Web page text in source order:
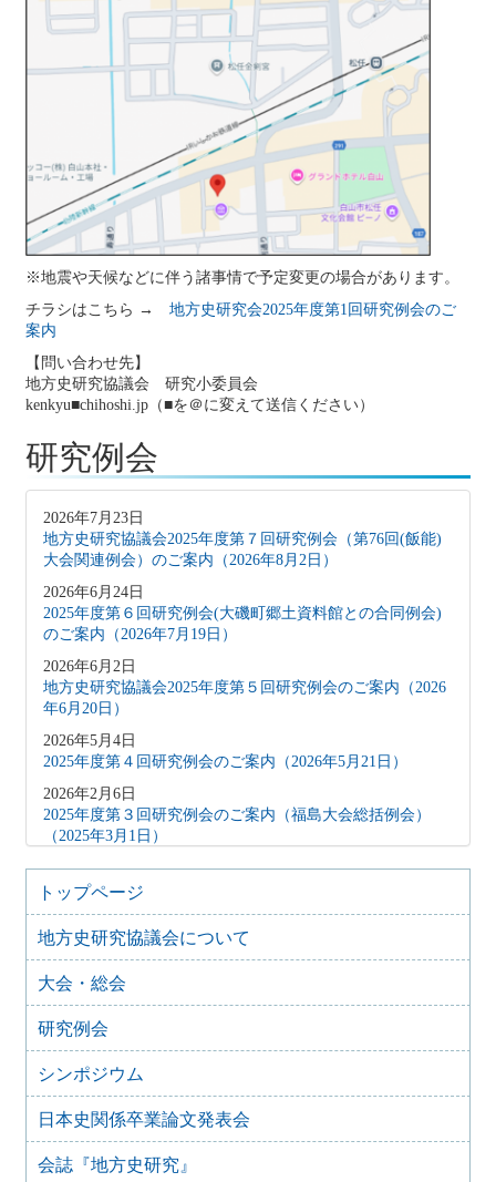
※地震や天候などに伴う諸事情で予定変更の場合があります。
チラシはこちら → 地方史研究会2025年度第1回研究例会のご
案内
【問い合わせ先】
地方史研究協議会 研究小委員会
kenkyu■chihoshi.jp（■を＠に変えて送信ください）
研究例会
2026年7月23日
地方史研究協議会2025年度第７回研究例会（第76回(飯能)
大会関連例会）のご案内（2026年8月2日）
2026年6月24日
2025年度第６回研究例会(大磯町郷土資料館との合同例会)
のご案内（2026年7月19日）
2026年6月2日
地方史研究協議会2025年度第５回研究例会のご案内（2026
年6月20日）
2026年5月4日
2025年度第４回研究例会のご案内（2026年5月21日）
2026年2月6日
2025年度第３回研究例会のご案内（福島大会総括例会）
（2025年3月1日）
2025年12月5日
2025年度第２回研究例会のご案内（伊予史談会との合同例
会）（2026年１月11日）
2025年10月7日
2025年度第１回研究例会のご案内（加能地域史研究会との
合同例会）（2025年11月8日）
2025年9月3日
2024年度第8回研究例会のご案内（2025年9月27日）
2025年6月5日
20日）
2025年6月5日
2024年度第6回研究例会（2025年7月12日）
トップページ
地方史研究協議会について
大会・総会
研究例会
シンポジウム
日本史関係卒業論文発表会
会誌『地方史研究』